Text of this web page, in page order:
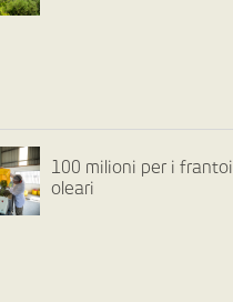
100 milioni per i frantoi
oleari